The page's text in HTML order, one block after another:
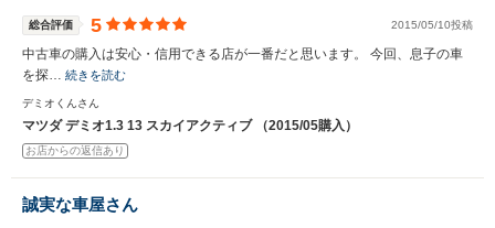
総合評価 5 2015/05/10投稿
中古車の購入は安心・信用できる店が一番だと思います。 今回、息子の車
を探… 続きを読む
デミオくんさん
マツダ デミオ1.3 13 スカイアクティブ （2015/05購入）
お店からの返信あり
誠実な車屋さん